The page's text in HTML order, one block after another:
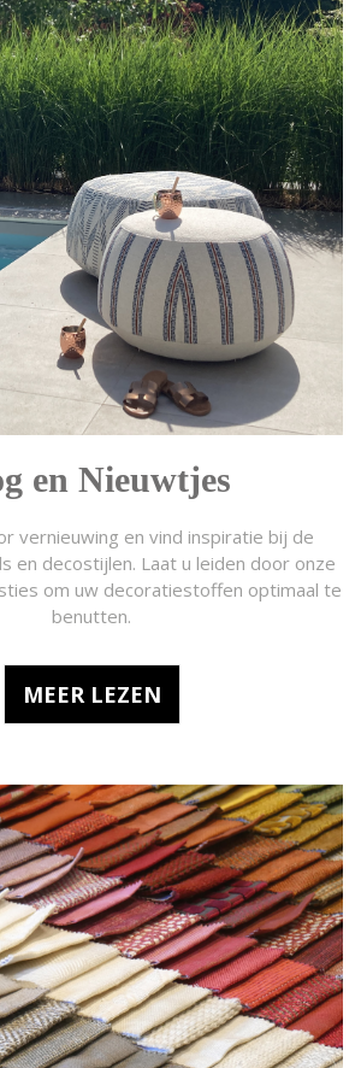
en Nieuwtjes
vernieuwing en vind inspiratie bij de
en decostijlen. Laat u leiden door onze
om uw decoratiestoffen optimaal te
benutten.
MEER LEZEN